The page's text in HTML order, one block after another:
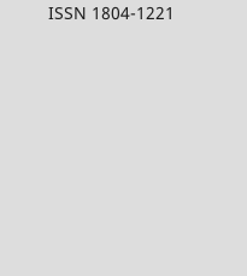
ISSN 1804-1221